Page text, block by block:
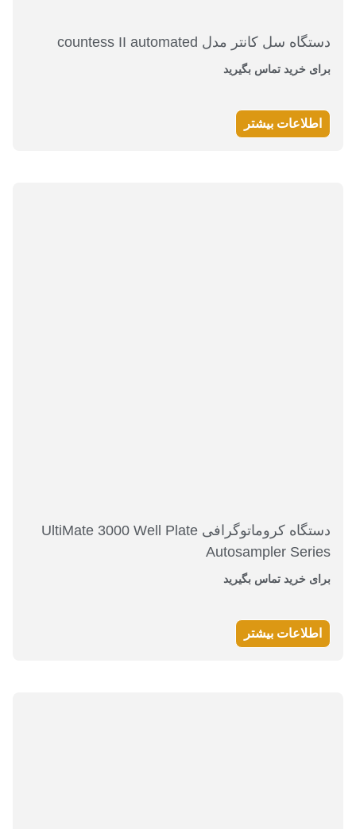
دستگاه سل کانتر مدل countess II automated
برای خرید تماس بگیرید
اطلاعات بیشتر
دستگاه کروماتوگرافی UltiMate 3000 Well Plate
Autosampler Series
برای خرید تماس بگیرید
اطلاعات بیشتر